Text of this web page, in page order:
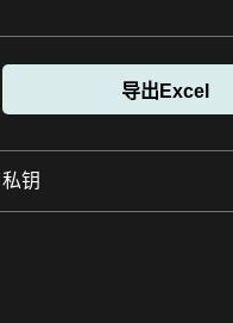
导出Excel
私钥